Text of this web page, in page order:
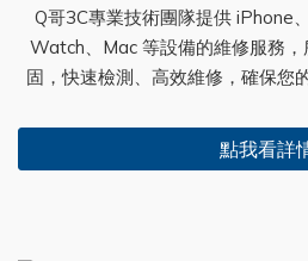
Q哥3C專業技術團隊提供 iPhone
Watch、Mac 等設備的維修服務
固，快速檢測、高效維修，確保您
點我看詳